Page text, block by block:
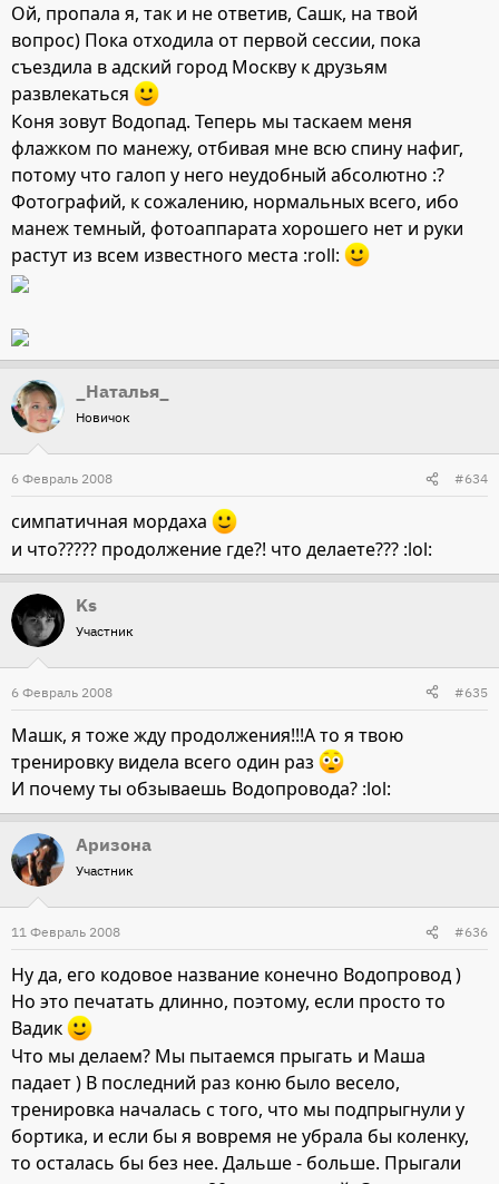
Ой, пропала я, так и не ответив, Сашк, на твой
вопрос) Пока отходила от первой сессии, пока
съездила в адский город Москву к друзьям
развлекаться
Коня зовут Водопад. Теперь мы таскаем меня
флажком по манежу, отбивая мне всю спину нафиг,
потому что галоп у него неудобный абсолютно :?
Фотографий, к сожалению, нормальных всего, ибо
манеж темный, фотоаппарата хорошего нет и руки
растут из всем известного места :roll:
_Наталья_
Новичок
6 Февраль 2008 #634
симпатичная мордаха
и что????? продолжение где?! что делаете??? :lol:
Ks
Участник
6 Февраль 2008 #635
Машк, я тоже жду продолжения!!!А то я твою
тренировку видела всего один раз
И почему ты обзываешь Водопровода? :lol:
Аризона
Участник
11 Февраль 2008 #636
Ну да, его кодовое название конечно Водопровод )
Но это печатать длинно, поэтому, если просто то
Вадик
Что мы делаем? Мы пытаемся прыгать и Маша
падает ) В последний раз коню было весело,
тренировка началась с того, что мы подпрыгнули у
бортика, и если бы я вовремя не убрала бы коленку,
то осталась бы без нее. Дальше - больше. Прыгали